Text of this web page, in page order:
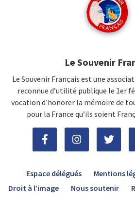
Le Souvenir
Le Souvenir Français est une
reconnue d’utilité publique le 1er
vocation d'honorer la mémoire de
pour la France qu’ils soient
Espace délégués Mentions
Droit à l’image
Nous soutenir